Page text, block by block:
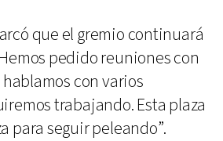
que el gremio continuará
pedido reuniones con
con varios
trabajando. Esta plaza
para seguir peleando”.